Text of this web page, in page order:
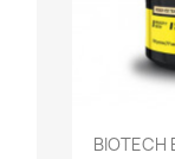

BIOTECH